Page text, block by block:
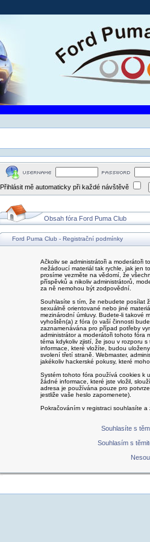
Přihlásit mě automaticky při každé návštěvě
Obsah fóra Ford Puma Club
Ford Puma Club - Registrační podmínky
Ačkoliv se administrátoři a moderátoři
nežádoucí materiál tak rychle, jak jen
prosíme vezměte na vědomí, že
příspěvků a nikoliv administrátorů,
za ně nemohou být zodpovědní.
Souhlasíte s tím, že nebudete posílat
sexuálně orientované nebo jiné
mezinárodní úmluvy. Budete-li takové
vyhoštěn(a) z fóra (o vaší činnosti
zaznamenávána pro případ potřeby
administrátor a moderátoři tohoto fóra
téma kdykoliv zjistí, že jsou v rozporu
informace, které vložíte, budou
svolení třetí straně. Webmaster,
jakékoliv hackerské pokusy, které
Systém tohoto fóra používá cookies k
žádné informace, které jste vložil,
adresa je používána pouze pro
jestliže vaše heslo zapomenete).
Pokračováním v registraci souhlasíte
Souhlasíte s
Souhlasím s